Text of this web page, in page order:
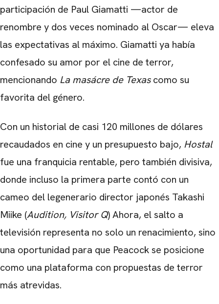
participación de Paul Giamatti —actor de
renombre y dos veces nominado al Oscar— eleva
las expectativas al máximo. Giamatti ya había
confesado su amor por el cine de terror,
mencionando La masácre de Texascomo su
favorita del género.
Con un historial de casi 120 millones de dólares
recaudados en cine y un presupuesto bajo, Hostal
fue una franquicia rentable, pero también divisiva,
donde incluso la primera parte contó con un
cameo del legenerario director japonés Takashi
Miike (Audition, Visitor Q) Ahora, el salto a
televisión representa no solo un renacimiento, sino
una oportunidad para que Peacock se posicione
como una plataforma con propuestas de terror
más atrevidas.
CARREGANDO PUBLICIDADE